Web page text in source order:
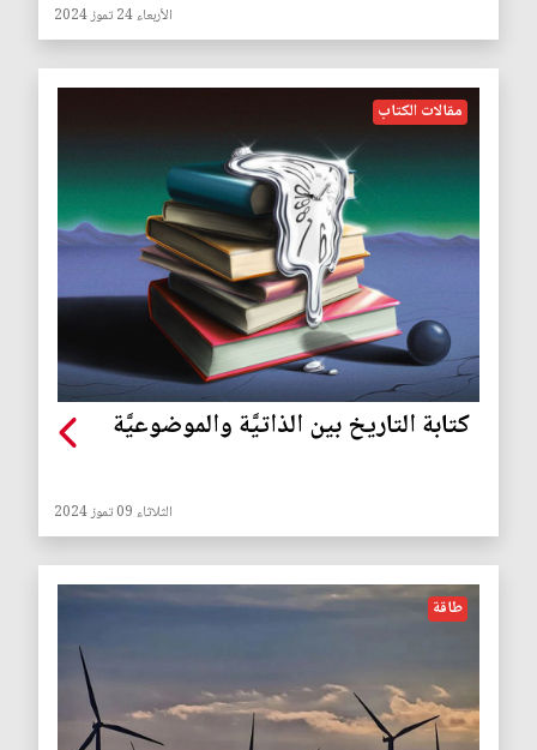
الأربعاء 24 تموز 2024
مقالات الكتاب
كتابة التاريخ بين الذاتيَّة والموضوعيَّة
الثلاثاء 09 تموز 2024
طاقة